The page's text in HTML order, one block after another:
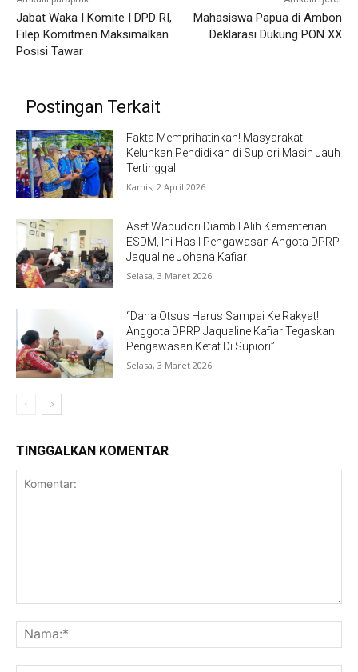
Jabat Waka I Komite I DPD RI,
Filep Komitmen Maksimalkan
Posisi Tawar
Mahasiswa Papua di Ambon
Deklarasi Dukung PON XX
Postingan Terkait
Fakta Memprihatinkan! Masyarakat
Keluhkan Pendidikan di Supiori Masih Jauh
Tertinggal
Kamis, 2 April 2026
Aset Wabudori Diambil Alih Kementerian
ESDM, Ini Hasil Pengawasan Angota DPRP
Jaqualine Johana Kafiar
Selasa, 3 Maret 2026
“Dana Otsus Harus Sampai Ke Rakyat!
Anggota DPRP Jaqualine Kafiar Tegaskan
Pengawasan Ketat Di Supiori”
Selasa, 3 Maret 2026
TINGGALKAN KOMENTAR